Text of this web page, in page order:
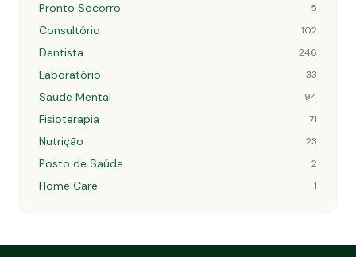
Pronto Socorro 5
Consultório 102
Dentista 246
Laboratório 33
Saúde Mental 94
Fisioterapia 71
Nutrição 23
Posto de Saúde 2
Home Care 1